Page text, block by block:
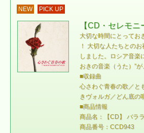
NEW PICK UP
【CD・セレモ
大切な時間にとってお
！ 大切な人たちとの
しました。ロシア音楽
おきの音楽（うた）”
■収録曲
心さわぐ青春の歌／と
きヴォルガ／どん底の
■商品情報
商品名：【CD】 バラ
商品番号：CCD943